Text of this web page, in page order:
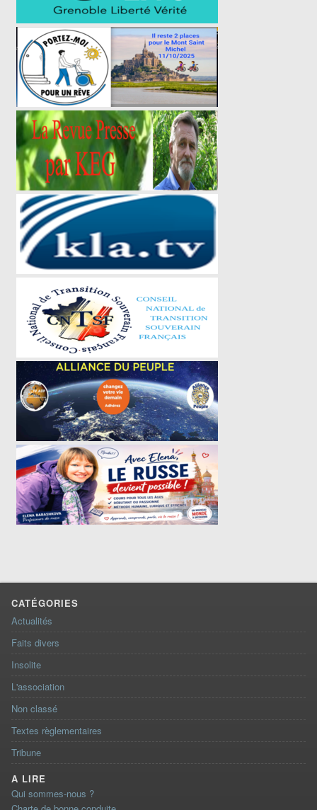
CATÉGORIES
Actualités
Faits divers
Insolite
L'association
Non classé
Textes règlementaires
Tribune
A LIRE
Qui sommes-nous ?